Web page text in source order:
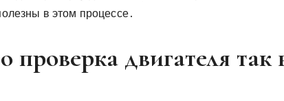
в этом процессе․
проверка двигателя так